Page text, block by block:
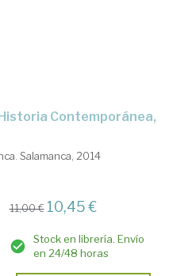
Salamanca, 2014
11,00 € 10,45 €
Stock en librería. Envío
en 24/48 horas